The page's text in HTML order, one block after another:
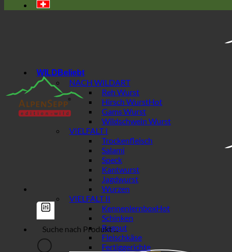
WILD
NACH WILDART
Reh Wurst
Hirsch Wurst
Gams Wurst
Wildschwein Wurst
VIELFALT I
Trockenfleisch
Salami
Speck
Kantwurst
Jagdwurst
Wurzen
VIELFALT II
Kennenlernbox
Schinken
Ragout
Fleischkäse
Fertiggerichte